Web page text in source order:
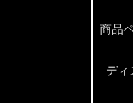
商品
デ